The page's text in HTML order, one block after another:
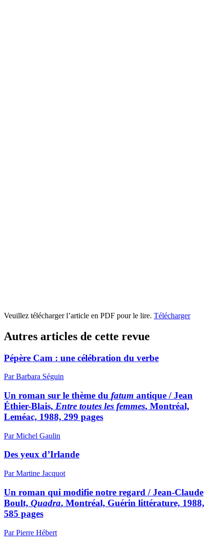
Veuillez télécharger l’article en PDF pour le lire. Télécharger
Autres articles de cette revue
Pépère Cam : une célébration du verbe
Par Barbara Séguin
Un roman sur le thème du fatum antique / Jean
Éthier-Blais, Entre toutes les femmes, Montréal,
Leméac, 1988, 299 pages
Par Michel Gaulin
Des yeux d’Irlande
Par Martine Jacquot
Un roman qui modifie notre regard / Jean-Claude
Boult, Quadra, Montréal, Guérin littérature, 1988,
585 pages
Par Pierre Hébert